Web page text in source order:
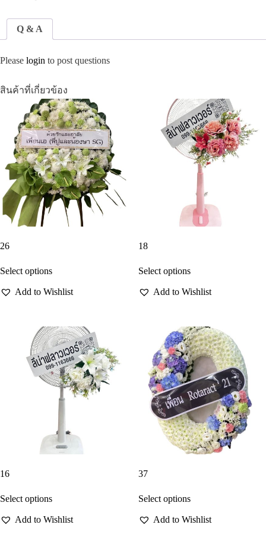
Q & A
Please login to post questions
สินค้าที่เกี่ยวข้อง
26
Select options
Add to Wishlist
18
Select options
Add to Wishlist
16
Select options
Add to Wishlist
37
Select options
Add to Wishlist